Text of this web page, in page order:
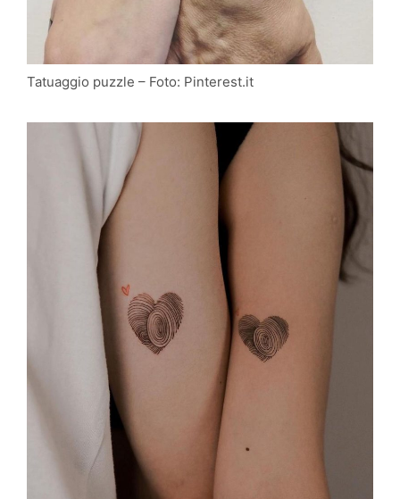
Tatuaggio puzzle – Foto: Pinterest.it